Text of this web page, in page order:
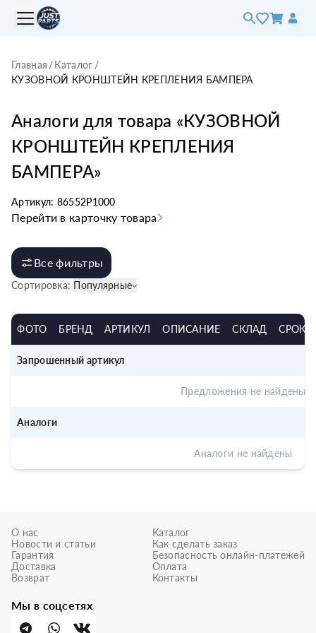
Главная /Каталог /
КУЗОВНОЙ КРОНШТЕЙН КРЕПЛЕНИЯ БАМПЕРА
Аналоги для товара «КУЗОВНОЙ
КРОНШТЕЙН КРЕПЛЕНИЯ
БАМПЕРА»
Артикул: 86552P1000
Перейти в карточку товара
Все фильтры
Сортировка: Популярные
ФОТО БРЕНД АРТИКУЛ ОПИСАНИЕ СКЛАД СРОК
Запрошенный артикул
Предложения не найдены
Аналоги
Аналоги не найдены
О нас
Новости и статьи
Гарантия
Доставка
Возврат
Каталог
Как сделать заказ
Безопасность онлайн-платежей
Оплата
Контакты
Мы в соцсетях